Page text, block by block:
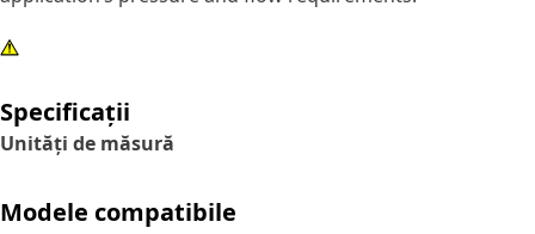
Specificații
Unități de măsură
Modele compatibile